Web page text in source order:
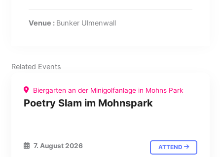
Venue : Bunker Ulmenwall
Related Events
Biergarten an der Minigolfanlage in Mohns Park
Poetry Slam im Mohnspark
7. August 2026 ATTEND